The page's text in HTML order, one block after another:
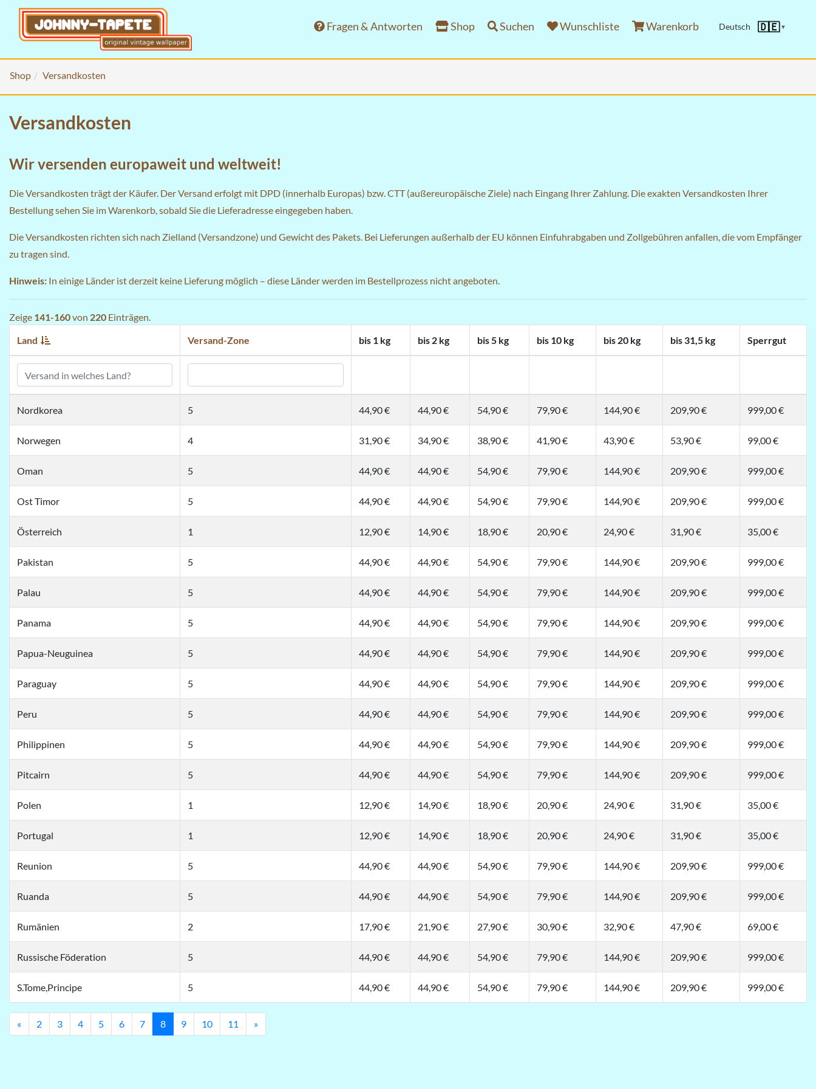
Fragen & Antworten Shop Suchen Wunschliste Warenkorb Deutsch 🇩🇪▼
Shop Versandkosten
Versandkosten
Wir versenden europaweit und weltweit!
Die Versandkosten trägt der Käufer. Der Versand erfolgt mit DPD (innerhalb Europas) bzw. CTT (außereuropäische Ziele) nach Eingang Ihrer Zahlung. Die exakten Versandkosten Ihrer
Bestellung sehen Sie imWarenkorb, sobald Sie die Lieferadresse eingegeben haben.
Die Versandkosten richten sich nach Zielland (Versandzone) und Gewicht des Pakets. Bei Lieferungen außerhalb der EU können Einfuhrabgaben und Zollgebühren anfallen, die vom Empfänger
zu tragen sind.
Hinweis: In einige Länder ist derzeit keine Lieferung möglich – diese Länder werden im Bestellprozess nicht angeboten.
Zeige 141-160von 220 Einträgen.
Land
Versand-Zone bis 1 kg bis 2 kg bis 5 kg bis 10 kg bis 20 kg bis 31,5 kg Sperrgut
Nordkorea 5 44,90 € 44,90 € 54,90 € 79,90 € 144,90 € 209,90 € 999,00 €
Norwegen 4 31,90 € 34,90 € 38,90 € 41,90 € 43,90 € 53,90 € 99,00 €
Oman 5 44,90 € 44,90 € 54,90 € 79,90 € 144,90 € 209,90 € 999,00 €
Ost Timor 5 44,90 € 44,90 € 54,90 € 79,90 € 144,90 € 209,90 € 999,00 €
Österreich 1 12,90 € 14,90 € 18,90 € 20,90 € 24,90 € 31,90 € 35,00 €
Pakistan 5 44,90 € 44,90 € 54,90 € 79,90 € 144,90 € 209,90 € 999,00 €
Palau 5 44,90 € 44,90 € 54,90 € 79,90 € 144,90 € 209,90 € 999,00 €
Panama 5 44,90 € 44,90 € 54,90 € 79,90 € 144,90 € 209,90 € 999,00 €
Papua-Neuguinea 5 44,90 € 44,90 € 54,90 € 79,90 € 144,90 € 209,90 € 999,00 €
Paraguay 5 44,90 € 44,90 € 54,90 € 79,90 € 144,90 € 209,90 € 999,00 €
Peru 5 44,90 € 44,90 € 54,90 € 79,90 € 144,90 € 209,90 € 999,00 €
Philippinen 5 44,90 € 44,90 € 54,90 € 79,90 € 144,90 € 209,90 € 999,00 €
Pitcairn 5 44,90 € 44,90 € 54,90 € 79,90 € 144,90 € 209,90 € 999,00 €
Polen 1 12,90 € 14,90 € 18,90 € 20,90 € 24,90 € 31,90 € 35,00 €
Portugal 1 12,90 € 14,90 € 18,90 € 20,90 € 24,90 € 31,90 € 35,00 €
Reunion 5 44,90 € 44,90 € 54,90 € 79,90 € 144,90 € 209,90 € 999,00 €
Ruanda 5 44,90 € 44,90 € 54,90 € 79,90 € 144,90 € 209,90 € 999,00 €
Rumänien 2 17,90 € 21,90 € 27,90 € 30,90 € 32,90 € 47,90 € 69,00 €
Russische Föderation 5 44,90 € 44,90 € 54,90 € 79,90 € 144,90 € 209,90 € 999,00 €
S.Tome,Principe 5 44,90 € 44,90 € 54,90 € 79,90 € 144,90 € 209,90 € 999,00 €
« Previous
2 3 4 5 6 7 8 9 10 11 »Next